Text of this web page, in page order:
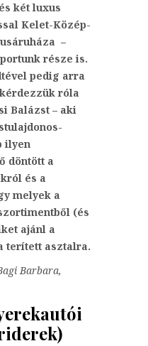
két luxus
Kelet-Közép-
–
része is.
pedig arra
róla
Balázst – aki
ilyen
döntött a
és a
melyek a
(és
ajánl a
terített asztalra.
Barbara,